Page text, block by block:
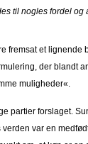
til nogles fordel og
fremsat et lignende
der blandt
muligheder«.
partier forslaget.
var en